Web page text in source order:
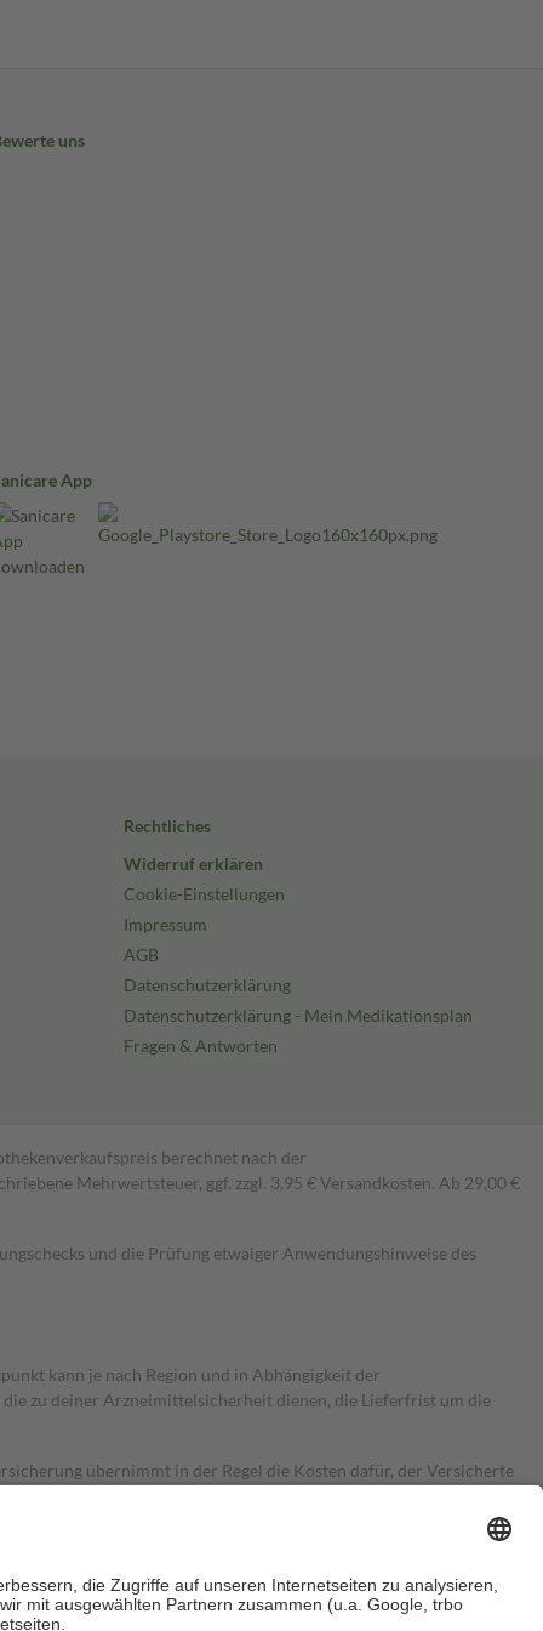
uns
App
Rechtliches
Widerruf erklären
Cookie-Einstellungen
Impressum
AGB
Datenschutzerklärung
Datenschutzerklärung - Mein Medikationsplan
Fragen & Antworten
berechnet nach der
Mehrwertsteuer, ggf. zzgl. 3,95 € Versandkosten. Ab 29,00 €
und die Prüfung etwaiger Anwendungshinweise des
kann je nach Region und in Abhängigkeit der
zu deiner Arzneimittelsicherheit dienen, die Lieferfrist um die
übernimmt in der Regel die Kosten dafür, der Versicherte
Es sind jedoch nie mehr als die tatsächlichen Kosten der Leistung
Zuzahlungen